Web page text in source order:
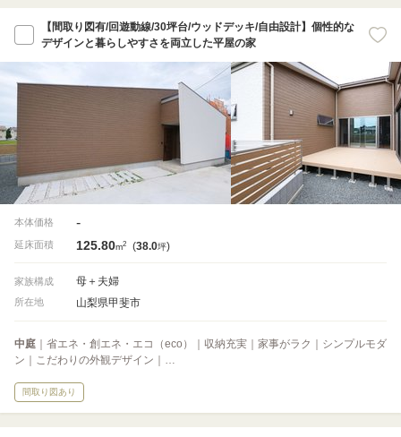
【間取り図有/回遊動線/30坪台/ウッドデッキ/自由設計】個性的な
デザインと暮らしやすさを両立した平屋の家
本体価格 -
延床面積 125.80m2 (38.0坪)
家族構成 母＋夫婦
所在地 山梨県甲斐市
中庭 ｜省エネ・創エネ・エコ（eco）｜収納充実｜家事がラク｜シンプルモダ
ン｜こだわりの外観デザイン｜…
間取り図あり